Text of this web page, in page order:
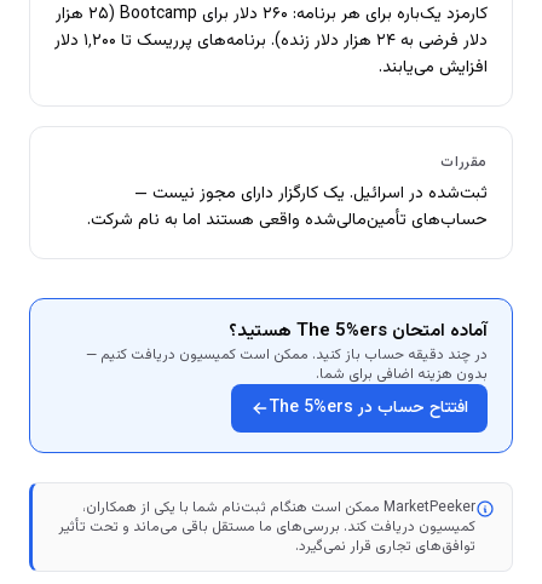
کارمزد یک‌باره برای هر برنامه: ۲۶۰ دلار برای Bootcamp (۲۵ هزار
دلار فرضی به ۲۴ هزار دلار زنده). برنامه‌های پرریسک تا ۱٬۲۰۰ دلار
افزایش می‌یابند.
مقررات
ثبت‌شده در اسرائیل. یک کارگزار دارای مجوز نیست —
حساب‌های تأمین‌مالی‌شده واقعی هستند اما به نام شرکت.
آماده امتحان The 5%ers هستید؟
در چند دقیقه حساب باز کنید. ممکن است کمیسیون دریافت کنیم —
بدون هزینه اضافی برای شما.
افتتاح حساب در The 5%ers
MarketPeeker ممکن است هنگام ثبت‌نام شما با یکی از همکاران،
کمیسیون دریافت کند. بررسی‌های ما مستقل باقی می‌ماند و تحت تأثیر
توافق‌های تجاری قرار نمی‌گیرد.